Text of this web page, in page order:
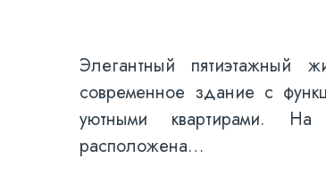
Элегантный
современное здание с
уютными квартирами.
расположена…